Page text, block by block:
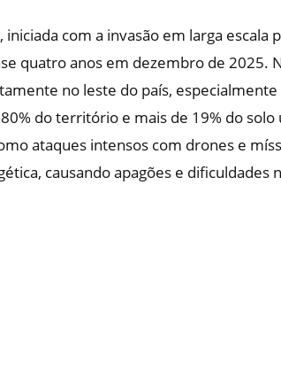
iniciada com a invasão em larga escala
quatro anos em dezembro de 2025.
no leste do país,
do território e mais de 19% do solo
ataques intensos com drones e
causando apagões e dificuldades